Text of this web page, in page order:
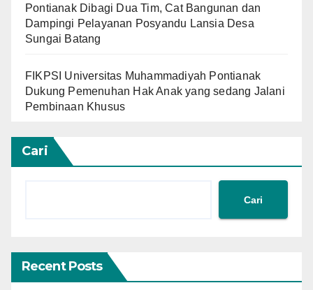
Pontianak Dibagi Dua Tim, Cat Bangunan dan
Dampingi Pelayanan Posyandu Lansia Desa
Sungai Batang
FIKPSI Universitas Muhammadiyah Pontianak
Dukung Pemenuhan Hak Anak yang sedang Jalani
Pembinaan Khusus
Cari
Cari
Recent Posts